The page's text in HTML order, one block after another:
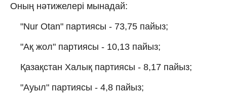
Оның нәтижелері мынадай:
"Nur Otan" партиясы - 73,75 пайыз;
"Ақ жол" партиясы - 10,13 пайыз;
Қазақстан Халық партиясы - 8,17 пайыз;
"Ауыл" партиясы - 4,8 пайыз;